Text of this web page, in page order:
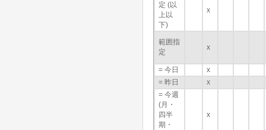
定 (以
上以
下)
x
範囲指
定
x
= 今日
x
= 昨日
x
= 今週
(月・
四半
期・
x